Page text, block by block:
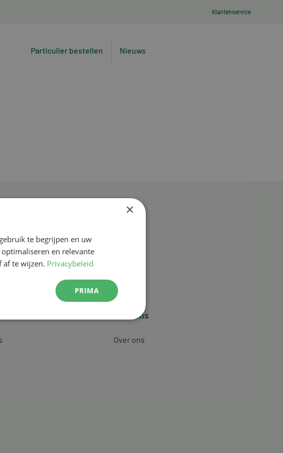
Klantenservice
Particulier bestellen Nieuws
Over ons
Over ons
×
te begrijpen en uw
en relevante
af te wijzen. Privacybeleid
PRIMA